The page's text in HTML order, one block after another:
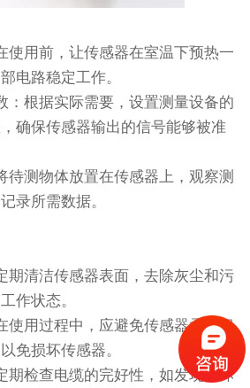
用前，让传感器在室温下预热一
电路稳定工作。
根据实际需要，设置测量设备的
确保传感器输出的信号能够被准
测物体放置在传感器上，观察测
录所需数据。
清洁传感器表面，去除灰尘和污
作状态。
用过程中，应避免传感器承受超
免损坏传感器。
检查电缆的完好性，如发现损坏